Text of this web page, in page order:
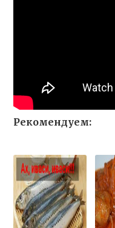
Рекомендуем: